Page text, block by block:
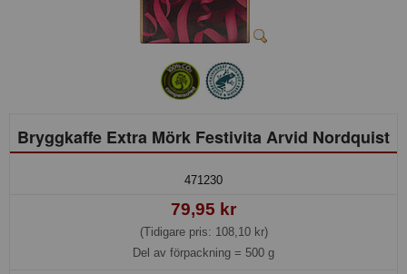
Bryggkaffe Extra Mörk Festivita Arvid Nordquist
471230
79,95 kr
(Tidigare pris: 108,10 kr)
Del av förpackning = 500 g